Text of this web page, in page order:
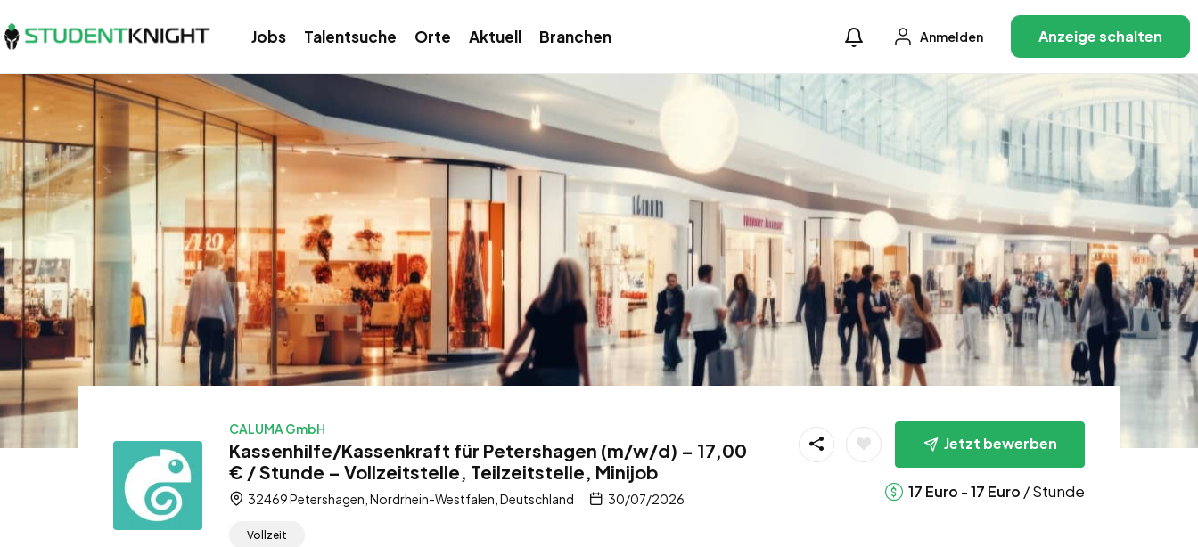
Jobs Talentsuche Orte Aktuell Branchen Anmelden Anzeige schalten
CALUMA GmbH
Kassenhilfe/Kassenkraft für Petershagen (m/w/d) – 17,00
€ / Stunde – Vollzeitstelle, Teilzeitstelle, Minijob
32469 Petershagen, Nordrhein-Westfalen, Deutschland 30/07/2026
Vollzeit
Jetzt bewerben
17 Euro -17 Euro / Stunde